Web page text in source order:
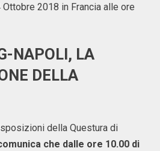
2018 in Francia alle ore
NAPOLI, LA
DELLA
della Questura di
che dalle ore 10.00 di